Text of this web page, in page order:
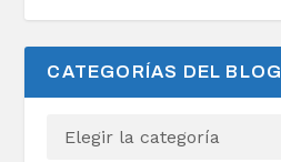
CATEGORÍAS DEL BLOG